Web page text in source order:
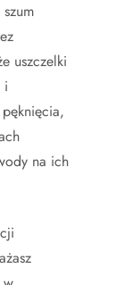
uszczelki
i
na ich